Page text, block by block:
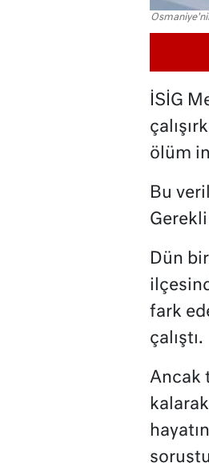
İSİG
ölüm
Bu
Dün
fark
çalıştı.
Ancak